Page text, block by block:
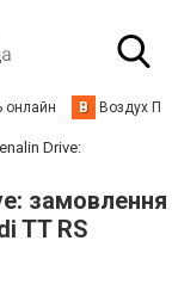
онлайн В Воздух
Drive:
замовлення
TT RS